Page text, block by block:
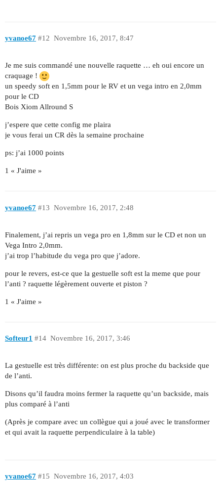
yvanoe67 Novembre 16, 2017, 8:47
#12
Je me suis commandé une nouvelle raquette … eh oui encore un
craquage !
un speedy soft en 1,5mm pour le RV et un vega intro en 2,0mm
pour le CD
Bois Xiom Allround S
j’espere que cette config me plaira
je vous ferai un CR dès la semaine prochaine
ps: j’ai 1000 points
1 « J'aime »
yvanoe67 Novembre 16, 2017, 2:48
#13
Finalement, j’ai repris un vega pro en 1,8mm sur le CD et non un
Vega Intro 2,0mm.
j’ai trop l’habitude du vega pro que j’adore.
pour le revers, est-ce que la gestuelle soft est la meme que pour
l’anti ? raquette légèrement ouverte et piston ?
1 « J'aime »
Softeur1 Novembre 16, 2017, 3:46
#14
La gestuelle est très différente: on est plus proche du backside que
de l’anti.
Disons qu’il faudra moins fermer la raquette qu’un backside, mais
plus comparé à l’anti
(Après je compare avec un collègue qui a joué avec le transformer
et qui avait la raquette perpendiculaire à la table)
yvanoe67 Novembre 16, 2017, 4:03
#15